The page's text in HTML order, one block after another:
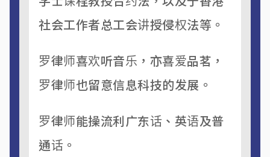
社会工作者总工会讲授侵权法等。
罗律师喜欢听音乐，亦喜爱品茗，
罗律师也留意信息科技的发展。
罗律师能操流利广东话、英语及普
通话。